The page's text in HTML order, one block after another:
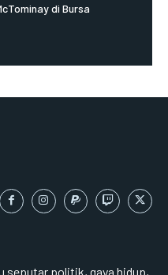
di Bursa
seputar politik, gaya hidup,